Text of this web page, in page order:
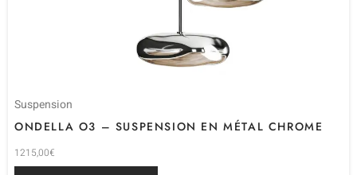
Suspension
ONDELLA O3 – SUSPENSION EN MÉTAL CHROME
1215,00€